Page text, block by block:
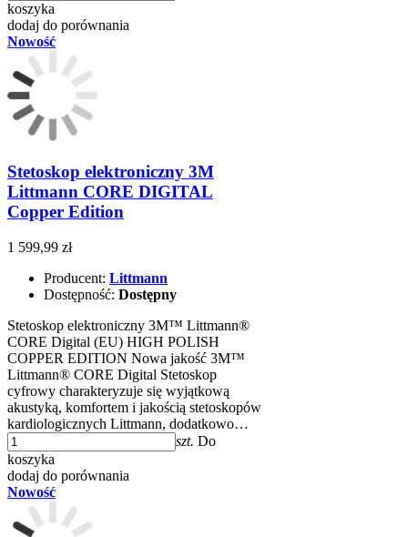
koszyka
dodaj do porównania
Nowość
Stetoskop elektroniczny 3M
Littmann CORE DIGITAL
Copper Edition
1 599,99 zł
Producent: Littmann
Dostępność: Dostępny
Stetoskop elektroniczny 3M™ Littmann®
CORE Digital (EU) HIGH POLISH
COPPER EDITION Nowa jakość 3M™
Littmann® CORE Digital Stetoskop
cyfrowy charakteryzuje się wyjątkową
akustyką, komfortem i jakością stetoskopów
kardiologicznych Littmann, dodatkowo…
szt. Do
koszyka
dodaj do porównania
Nowość